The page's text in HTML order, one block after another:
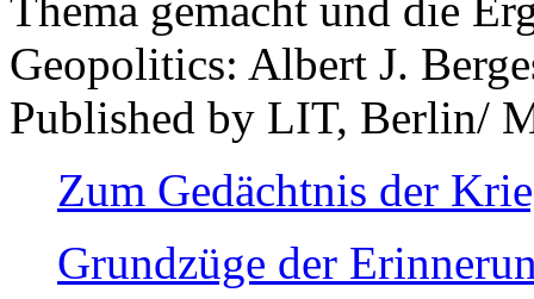
Geopolitics: Albert J.
Published by LIT, Berlin/
Zum Gedächtnis der
Grundzüge der